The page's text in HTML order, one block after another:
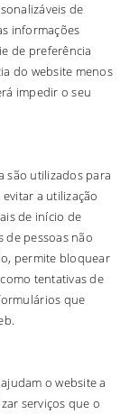
de
informações
de preferência
do website menos
impedir o seu
são utilizados para
a utilização
de início de
de pessoas não
permite bloquear
tentativas de
que
o website a
serviços que o